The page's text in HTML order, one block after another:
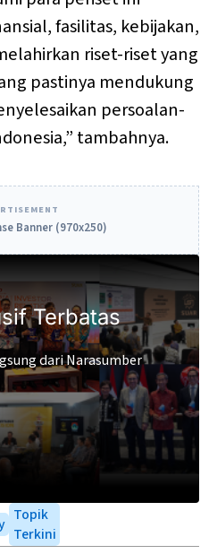
fasilitas, kebijakan,
riset-riset yang
pastinya mendukung
persoalan-
tambahnya.
Banner (970x250)
Terbatas
dari Narasumber
Topik
Terkini